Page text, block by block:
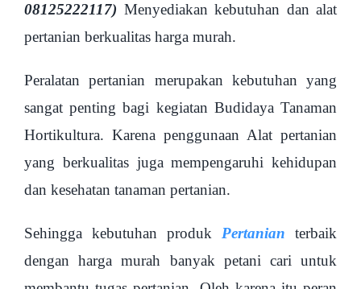
08125222117) Menyediakan kebutuhan dan alat
pertanian berkualitas harga murah.
Peralatan pertanian merupakan kebutuhan yang
sangat penting bagi kegiatan Budidaya Tanaman
Hortikultura. Karena penggunaan Alat pertanian
yang berkualitas juga mempengaruhi kehidupan
dan kesehatan tanaman pertanian.
Sehingga kebutuhan produk Pertanian terbaik
dengan harga murah banyak petani cari untuk